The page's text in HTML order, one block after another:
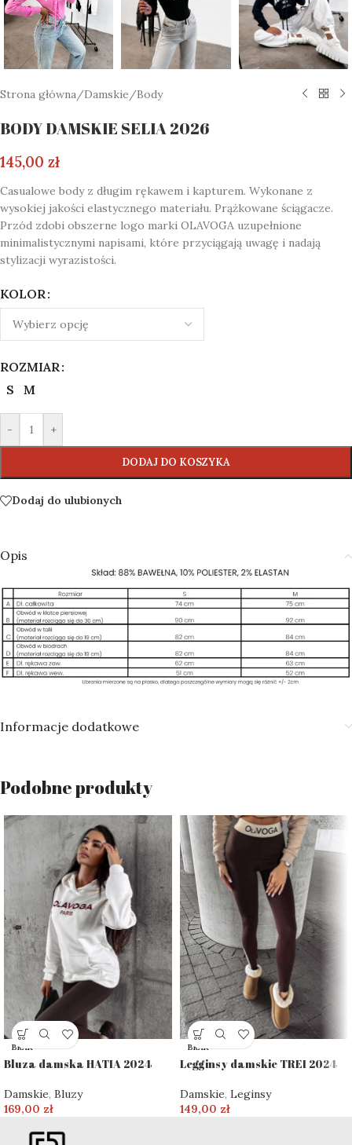
Strona główna/Damskie/Body
BODY DAMSKIE SELIA 2026
145,00 zł
Casualowe body z długim rękawem i kapturem. Wykonane z
wysokiej jakości elastycznego materiału. Prążkowane ściągacze.
Przód zdobi obszerne logo marki OLAVOGA uzupełnione
minimalistycznymi napisami, które przyciągają uwagę i nadają
stylizacji wyrazistości.
KOLOR
ROZMIAR
S
M
- +
DODAJ DO KOSZYKA
Dodaj do ulubionych
Opis
Informacje dodatkowe
Podobne produkty
BRAK
Bluza damska HATIA 2024
Damskie, Bluzy
169,00 zł
BRAK
Legginsy damskie TREI 2024
Damskie, Leginsy
149,00 zł